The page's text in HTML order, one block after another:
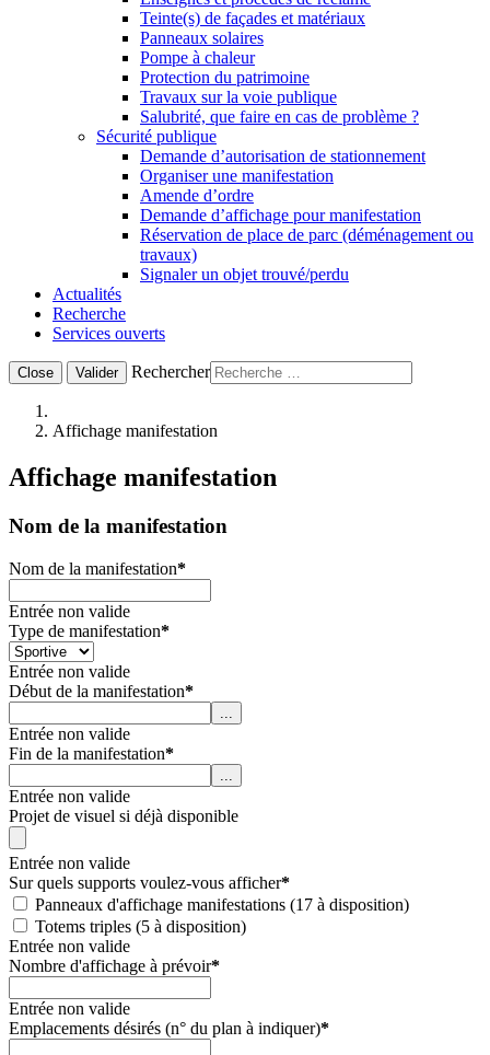
Teinte(s) de façades et matériaux
Panneaux solaires
Pompe à chaleur
Protection du patrimoine
Travaux sur la voie publique
Salubrité, que faire en cas de problème ?
Sécurité publique
Demande d’autorisation de stationnement
Organiser une manifestation
Amende d’ordre
Demande d’affichage pour manifestation
Réservation de place de parc (déménagement ou
travaux)
Signaler un objet trouvé/perdu
Actualités
Recherche
Services ouverts
Close Valider Rechercher
Affichage manifestation
Affichage manifestation
Nom de la manifestation
Nom de la manifestation*
Entrée non valide
Type de manifestation*
Entrée non valide
Début de la manifestation*
Entrée non valide
Fin de la manifestation*
Entrée non valide
Projet de visuel si déjà disponible
Entrée non valide
Sur quels supports voulez-vous afficher*
Panneaux d'affichage manifestations (17 à disposition)
Totems triples (5 à disposition)
Entrée non valide
Nombre d'affichage à prévoir*
Entrée non valide
Emplacements désirés (n° du plan à indiquer)*